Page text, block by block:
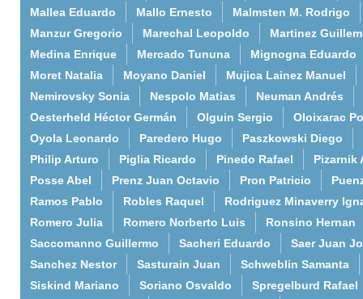
Mallea Eduardo
Mallo Ernesto
Malmsten M. Rodrigo
Manzur Gregorio
Marechal Leopoldo
Martinez
Medina Enrique
Mercado Tununa
Mignogna Eduardo
Moret Natalia
Moyano Daniel
Mujica Lainez Manuel
Nemirovsky Sonia
Nespolo Matias
Neuman Andrés
Oesterheld Héctor Germán
Olguin Sergio
Oloixarac
Oyola Leonardo
Paredero Hugo
Paszkowski Diego
Philip Arturo
Piglia Ricardo Pinedo Rafael
Pizarnik
Posse Abel
Prenz Juan Octavio Pron Patricio
Ramos Pablo
Robles Raquel
Rodriguez Minaverry
Romero Julia
Romero Norberto Luis
Ronsino Hernan
Saccomanno Guillermo
Sacheri Eduardo
Saer Juan
Sanchez Nestor
Sasturain Juan
Schweblin Samanta
Siskind Mariano
Soriano Osvaldo
Spregelburd Rafael